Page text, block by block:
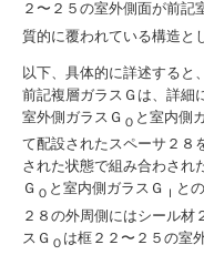
２〜２５の室外側面が前記
質的に覆われている構造と
以下、具体的に詳述すると、
前記複層ガラスＧは、詳細
室外側ガラスＧ Ｏ と室内側
て配設されたスペーサ２８
された状態で組み合わされ
Ｇ Ｏ と室内側ガラスＧ Ｉ と
２８の外周側にはシール材
スＧ Ｏ は框２２〜２５の室